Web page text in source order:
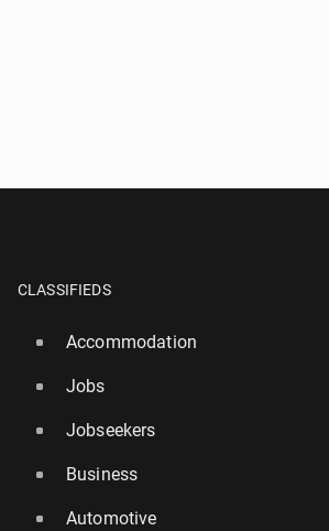
CLASSIFIEDS
Accommodation
Jobs
Jobseekers
Business
Automotive